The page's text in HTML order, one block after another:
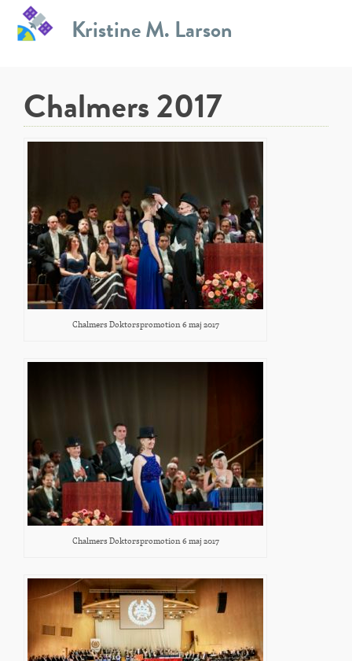
content
Kristine M. Larson
Author:Kristine Larson
Chalmers 2017
Chalmers Doktorspromotion 6 maj 2017
Chalmers Doktorspromotion 6 maj 2017